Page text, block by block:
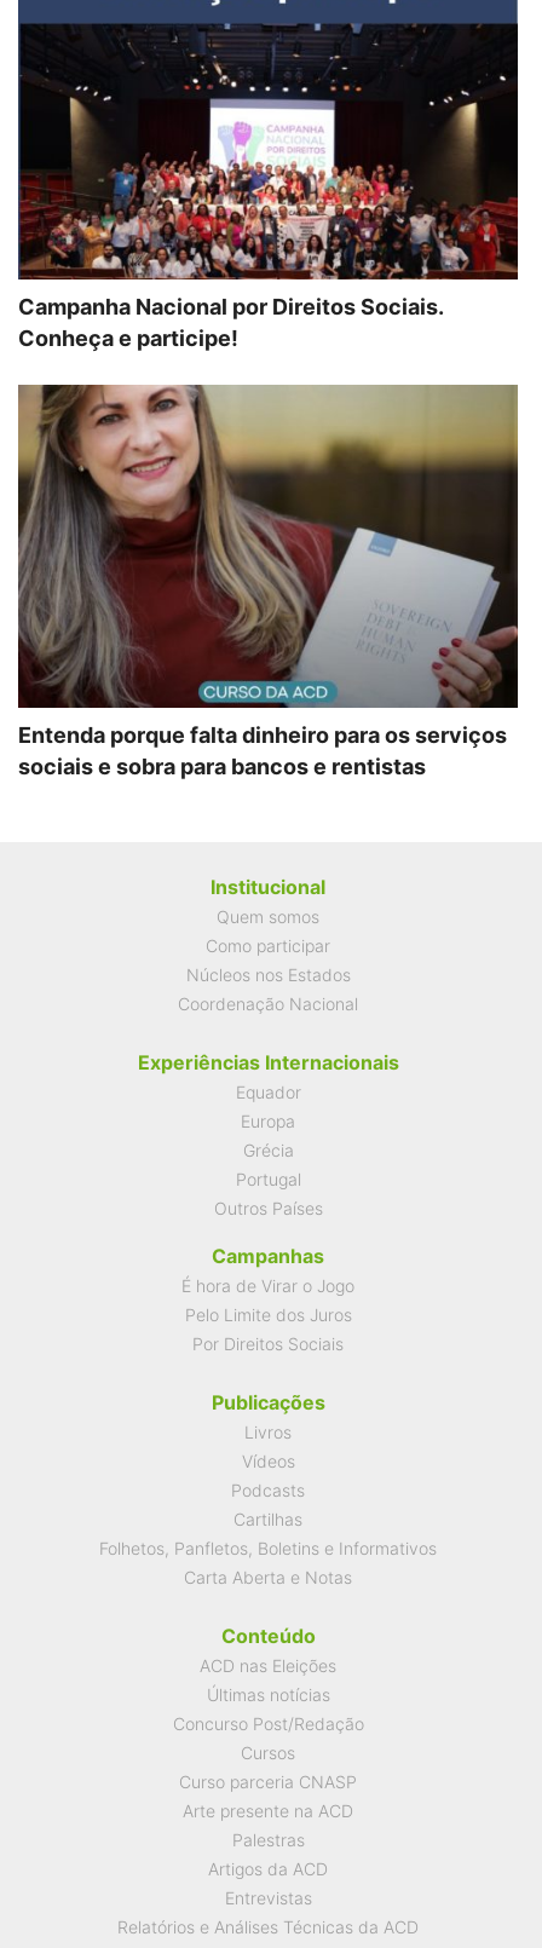
Campanha Nacional por Direitos Sociais.
Conheça e participe!
Entenda porque falta dinheiro para os serviços
sociais e sobra para bancos e rentistas
Institucional
Quem somos
Como participar
Núcleos nos Estados
Coordenação Nacional
Experiências Internacionais
Equador
Europa
Grécia
Portugal
Outros Países
Campanhas
É hora de Virar o Jogo
Pelo Limite dos Juros
Por Direitos Sociais
Publicações
Livros
Vídeos
Podcasts
Cartilhas
Folhetos, Panfletos, Boletins e Informativos
Carta Aberta e Notas
Conteúdo
ACD nas Eleições
Últimas notícias
Concurso Post/Redação
Cursos
Curso parceria CNASP
Arte presente na ACD
Palestras
Artigos da ACD
Entrevistas
Relatórios e Análises Técnicas da ACD